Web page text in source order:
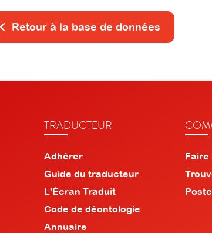
Retour à la base de données
TRADUCTEUR
Adhérer
Guide du traducteur
L'Écran Traduit
Code de déontologie
Annuaire